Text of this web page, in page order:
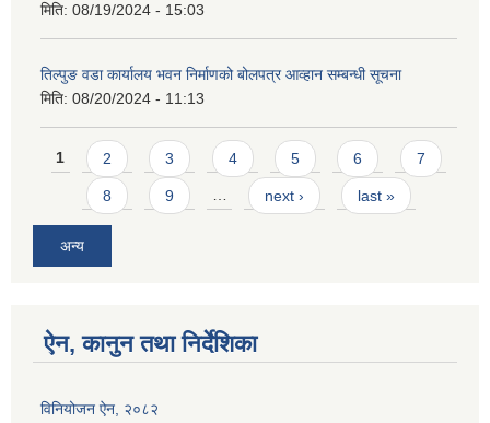
मिति: 08/19/2024 - 15:03
तिल्पुङ वडा कार्यालय भवन निर्माणको बोलपत्र आव्हान सम्बन्धी सूचना
मिति: 08/20/2024 - 11:13
Pages
1 2 3 4 5 6 7
8 9 … next › last »
अन्य
ऐन, कानुन तथा निर्देशिका
विनियोजन ऐन, २०८२